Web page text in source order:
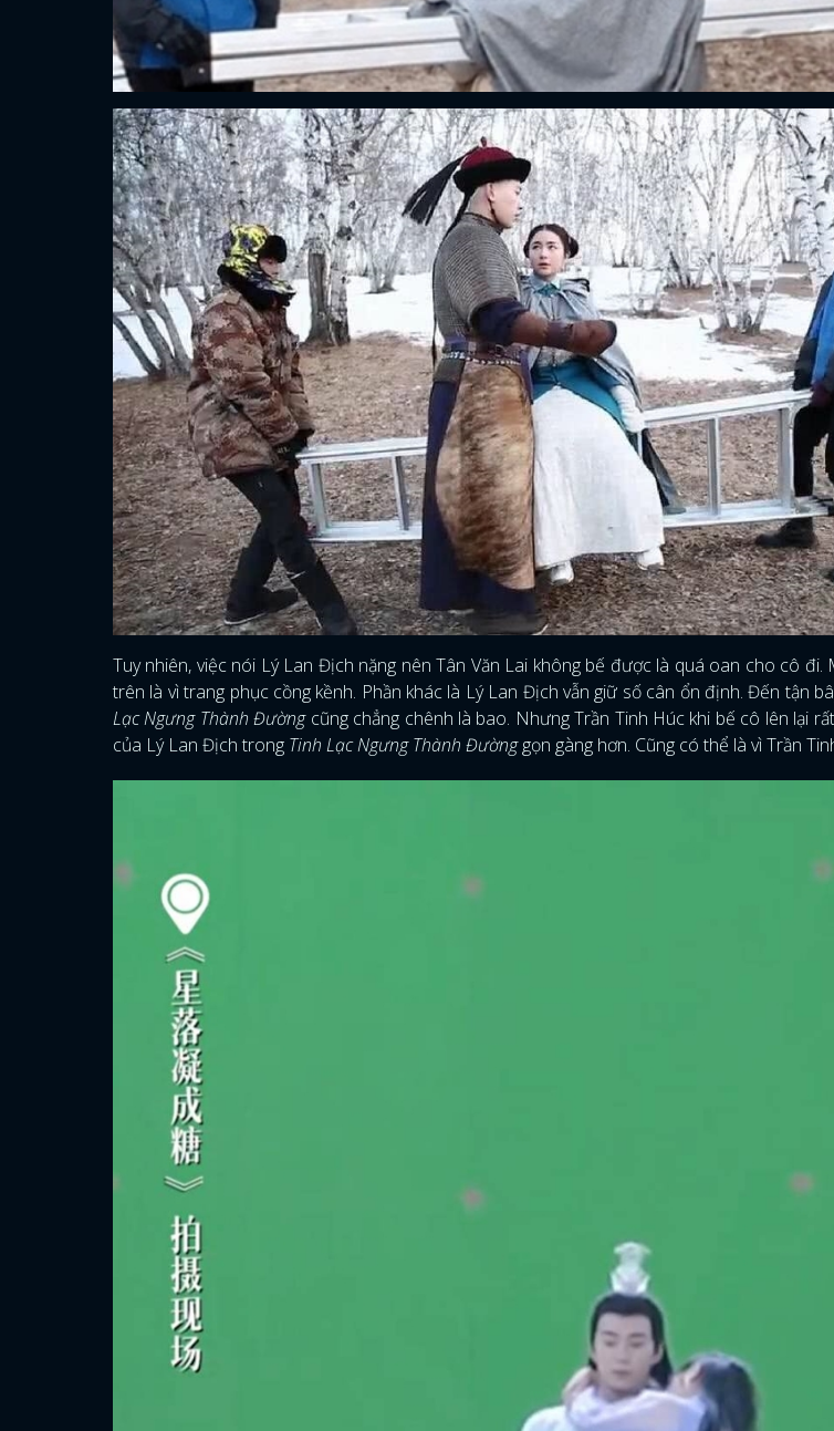
Tuy nhiên, việc nói Lý Lan Địch nặng nên Tân Văn Lai không bế được là quá oan cho cô
trên là vì trang phục cồng kềnh. Phần khác là Lý Lan Địch vẫn giữ số cân ổn định. Đến tận
Lạc Ngưng Thành Đường cũng chẳng chênh là bao. Nhưng Trần Tinh Húc khi bế cô lên lại
của Lý Lan Địch trong Tinh Lạc Ngưng Thành Đườnggọn gàng hơn. Cũng có thể là vì Trần